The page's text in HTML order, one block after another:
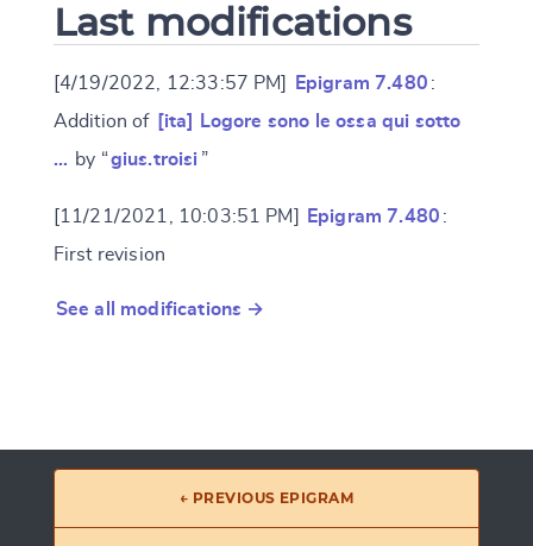
Last modifications
[4/19/2022, 12:33:57 PM] Epigram 7.480 :
Addition of [ita] Logore sono le ossa qui sotto
… by “gius.troisi ”
[11/21/2021, 10:03:51 PM] Epigram 7.480 :
First revision
See all modifications →
← PREVIOUS EPIGRAM